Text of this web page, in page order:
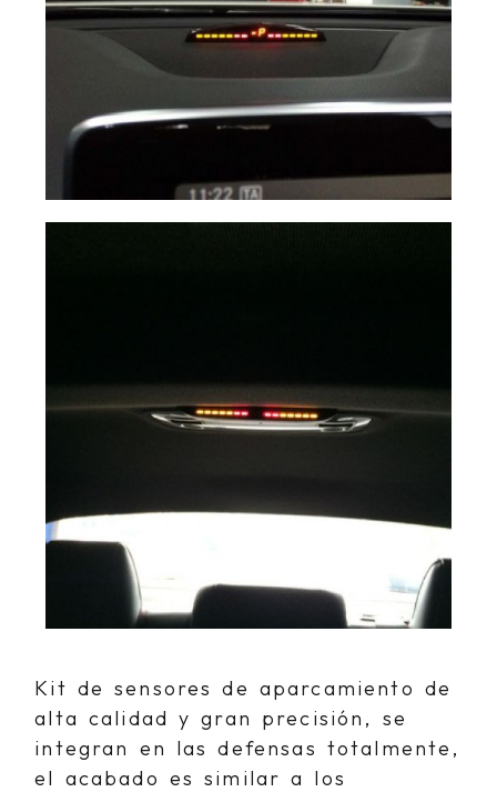
Display óptico y
acústico trasero
tipo original.
Kit de sensores de aparcamiento de
alta calidad y gran precisión, se
integran en las defensas totalmente,
el acabado es similar a los